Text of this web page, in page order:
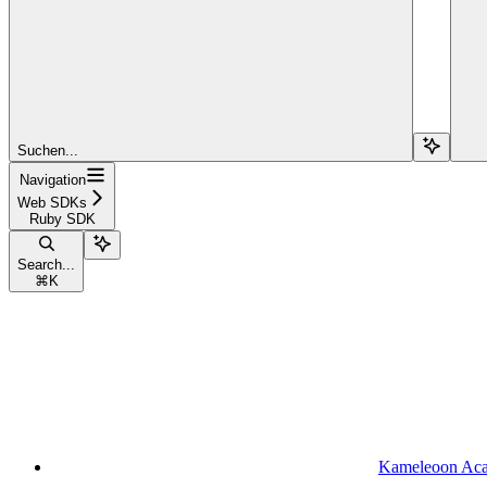
Suchen...
Navigation
Web SDKs
Ruby SDK
Search...
⌘ K
Kameleoon